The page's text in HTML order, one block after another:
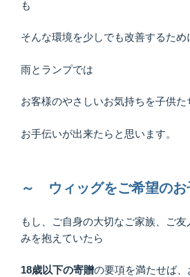
も
そんな環境を少しでも改善するため
雨とランプでは
お客様のやさしいお気持ちを子供た
お手伝いが出来たらと思います。
～ ウィッグをご希望の
もし、ご自身の大切なご家族、ご
みを抱えていたら
18歳以下の寄贈の要項を満たせば、